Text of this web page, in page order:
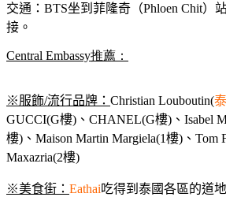
交通：BTS坐到菲隆奇（Phloen Chit）
接。
Central Embassy推薦：
※服飾/流行品牌： Christian Louboutin(
GUCCI(G樓)、CHANEL(G樓)、Isabel
樓)、Maison Martin Margiela(1樓)、Tom
Maxazria(2樓)
※美食街： Eathai吃得到泰國各區的道